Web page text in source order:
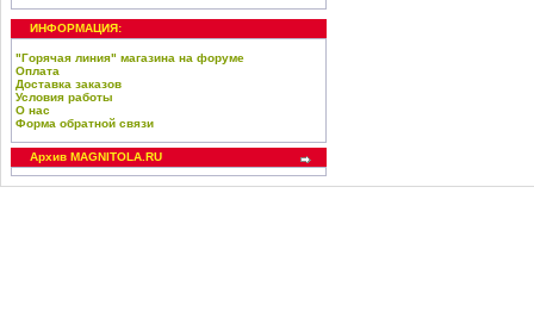
ИНФОРМАЦИЯ:
"Горячая линия" магазина на форуме
Оплата
Доставка заказов
Условия работы
О нас
Форма обратной связи
Архив MAGNITOLA.RU